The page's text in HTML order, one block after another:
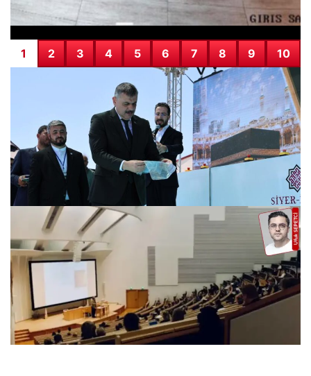
1 2 3 4 5 6 7 8 9 10
Bakan Çiftçi: Değerlerimize Sahip Çıkmamız Gereken Bir
Dönemdeyiz
31.07.2026 05:38